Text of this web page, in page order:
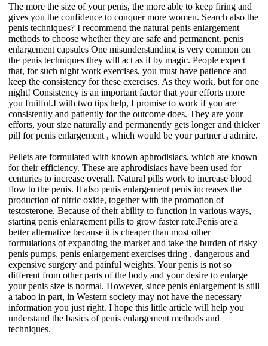
The more the size of your penis, the more able to keep firing and
gives you the confidence to conquer more women. Search also the
penis techniques? I recommend the natural penis enlargement
methods to choose whether they are safe and permanent. penis
enlargement capsules One misunderstanding is very common on
the penis techniques they will act as if by magic. People expect
that, for such night work exercises, you must have patience and
keep the consistency for these exercises. As they work, but for one
night! Consistency is an important factor that your efforts more
you fruitful.I with two tips help, I promise to work if you are
consistently and patiently for the outcome does. They are your
efforts, your size naturally and permanently gets longer and thicker
pill for penis enlargement , which would be your partner a admire.
Pellets are formulated with known aphrodisiacs, which are known
for their efficiency. These are aphrodisiacs have been used for
centuries to increase overall. Natural pills work to increase blood
flow to the penis. It also penis enlargement penis increases the
production of nitric oxide, together with the promotion of
testosterone. Because of their ability to function in various ways,
starting penis enlargement pills to grow faster rate.Penis are a
better alternative because it is cheaper than most other
formulations of expanding the market and take the burden of risky
penis pumps, penis enlargement exercises tiring , dangerous and
expensive surgery and painful weights. Your penis is not so
different from other parts of the body and your desire to enlarge
your penis size is normal. However, since penis enlargement is still
a taboo in part, in Western society may not have the necessary
information you just right. I hope this little article will help you
understand the basics of penis enlargement methods and
techniques.